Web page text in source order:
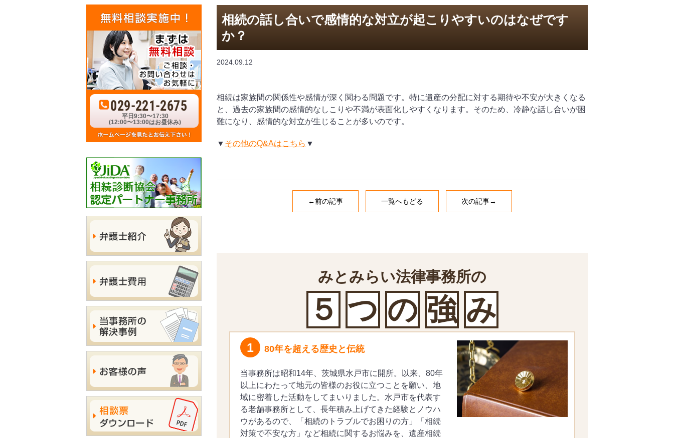
相続の話し合いで感情的な対立が起こりやすいのはなぜです
か？
2024.09.12
相続は家族間の関係性や感情が深く関わる問題です。特に遺産の分配に対する期待や不安が大きくなる
と、過去の家族間の感情的なしこりや不満が表面化しやすくなります。そのため、冷静な話し合いが困
難になり、感情的な対立が生じることが多いのです。
▼ その他のQ&Aはこちら ▼
←前の記事 一覧へもどる 次の記事→
みとみらい法律事務所の
５ つ の 強 み
1 80年を超える歴史と伝統
当事務所は昭和14年、茨城県水戸市に開所。以来、80年
以上にわたって地元の皆様のお役に立つことを願い、地
域に密着した活動をしてまいりました。水戸市を代表す
る老舗事務所として、長年積み上げてきた経験とノウハ
ウがあるので、「相続のトラブルでお困りの方」「相続
対策で不安な方」など相続に関するお悩みを、遺産相続
029-221-2675
平日9:30〜17:30
(12:00〜13:00はお昼休み)